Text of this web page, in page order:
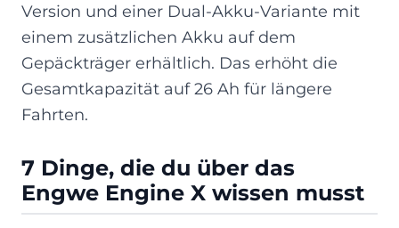
Version und einer Dual-Akku-Variante mit
einem zusätzlichen Akku auf dem
Gepäckträger erhältlich. Das erhöht die
Gesamtkapazität auf 26 Ah für längere
Fahrten.
7 Dinge, die du über das
Engwe Engine X wissen musst